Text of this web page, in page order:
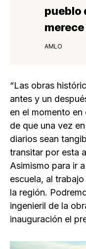
pueblo
AMLO
“Las obras
antes y un
en el momento
de que una vez
diarios sean
transitar por esta
Asimismo para ir
escuela, al
la región.
ingenieril de la
inauguración el